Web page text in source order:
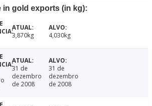
in gold exports (in kg):
3,870kg 4,030kg
31 de
dezembro
de 2008
31 de
dezembro
de 2008